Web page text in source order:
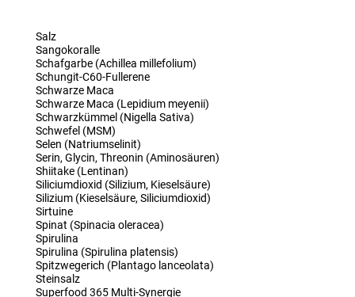
Salz
Sangokoralle
Schafgarbe (Achillea millefolium)
Schungit-C60-Fullerene
Schwarze Maca
Schwarze Maca (Lepidium meyenii)
Schwarzkümmel (Nigella Sativa)
Schwefel (MSM)
Selen (Natriumselinit)
Serin, Glycin, Threonin (Aminosäuren)
Shiitake (Lentinan)
Siliciumdioxid (Silizium, Kieselsäure)
Silizium (Kieselsäure, Siliciumdioxid)
Sirtuine
Spinat (Spinacia oleracea)
Spirulina
Spirulina (Spirulina platensis)
Spitzwegerich (Plantago lanceolata)
Steinsalz
Superfood 365 Multi-Synergie